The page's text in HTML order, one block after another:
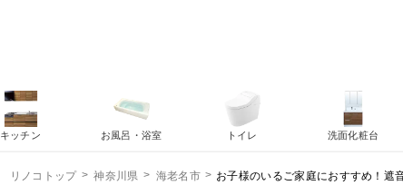
リノコトップ 神奈川県 海老名市 お子様のいるご家庭におすすめ！遮
キッチン お風呂・浴室 トイレ 洗面化粧台